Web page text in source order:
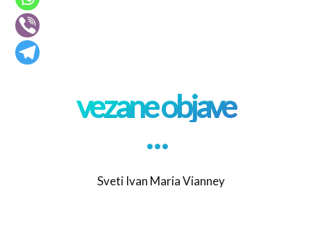
vezane objave
. . .
Sveti Ivan Maria Vianney